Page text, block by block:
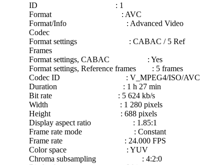
ID : 1
Format : AVC
Format/Info : Advanced Video
Codec
Format settings : CABAC / 5 Ref
Frames
Format settings, CABAC : Yes
Format settings, Reference frames : 5 frames
Codec ID : V_MPEG4/ISO/AVC
Duration : 1 h 27 min
Bit rate : 5 624 kb/s
Width : 1 280 pixels
Height : 688 pixels
Display aspect ratio : 1.85:1
Frame rate mode : Constant
Frame rate : 24.000 FPS
Color space : YUV
Chroma subsampling : 4:2:0